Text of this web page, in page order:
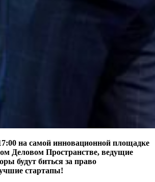
на самой инновационной площадке
Деловом Пространстве, ведущие
будут биться за право
стартапы!